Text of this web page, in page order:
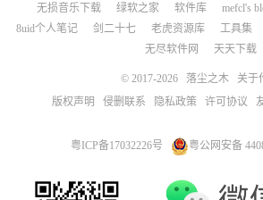
无损音乐下载
绿软之家 软件库 mefcl's
8uid个人笔记
剑二十七 老虎资源库 工具集
无尽软件网
天天下载
© 2017-2026 落尘之木
关于
版权声明
侵删联系 隐私政策 许可协议
粤ICP备17032226号 粤公网安备